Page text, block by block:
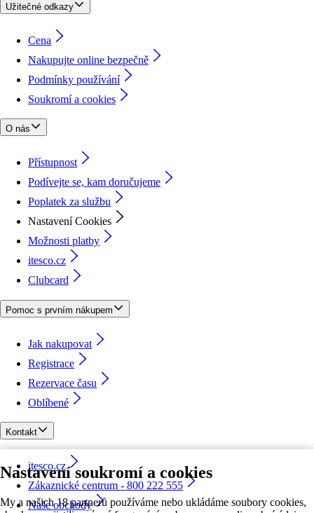
Nastavení soukromí a cookies
My a našich 18 partnerů používáme nebo ukládáme soubory cookies,
Užitečné odkazy
Cena
Nakupujte online bezpečně
Podmínky používání
Soukromí a cookies
O nás
Přístupnost
Podívejte se, kam doručujeme
Poplatek za službu
Nastavení Cookies
Možnosti platby
itesco.cz
Clubcard
Pomoc s prvním nákupem
Jak nakupovat
Registrace
Rezervace času
Oblíbené
Kontakt
itesco.cz
Zákaznické centrum - 800 222 555
Naše obchody